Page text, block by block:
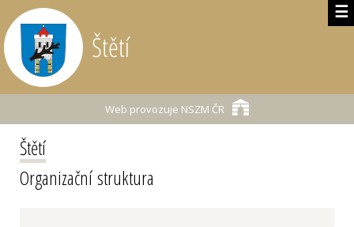
☰
Štětí
Web provozuje NSZM ČR
Štětí
Organizační struktura